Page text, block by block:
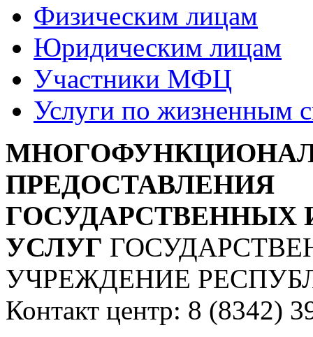
Физическим лицам
Юридическим лицам
Участники МФЦ
Услуги по жизненным
ПРЕДОСТАВЛЕНИЯ
УСЛУГ
УЧРЕЖДЕНИЕ
Контакт центр: 8 (8342)